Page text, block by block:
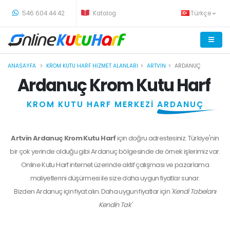
546 604 44 42 Katalog Türkçe
ANASAYFA KROM KUTU HARF HIZMET ALANLARI ARTVIN ARDANUÇ
Ardanuç Krom Kutu Harf
KROM KUTU HARF MERKEZİ ARDANUÇ
Artvin Ardanuç Krom Kutu Harfiçin doğru adrestesiniz. Türkiye'nin
bir çok yerinde olduğu gibi Ardanuç bölgesinde de örnek işlerimiz var.
Online Kutu Harf internet üzerinde aktif çalışması ve pazarlama
maliyetlerini düşürmesi ile size daha uygun fiyatlar sunar.
BizdenArdanuçiçin fiyat alın. Daha uygun fiyatlar için 'Kendi Tabelanı
Kendin Tak'